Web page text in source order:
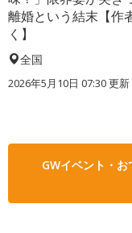
離婚という結末【作
く】
全国
2026年5月10日 07:30 更新
GWイベント・